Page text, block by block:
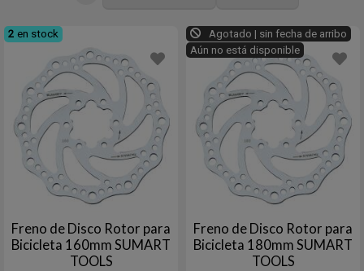
2 en stock
Freno de Disco Rotor para
Bicicleta 160mm SUMART
TOOLS
Agotado | sin fecha de arribo
Aún no está disponible
Freno de Disco Rotor para
Bicicleta 180mm SUMART
TOOLS